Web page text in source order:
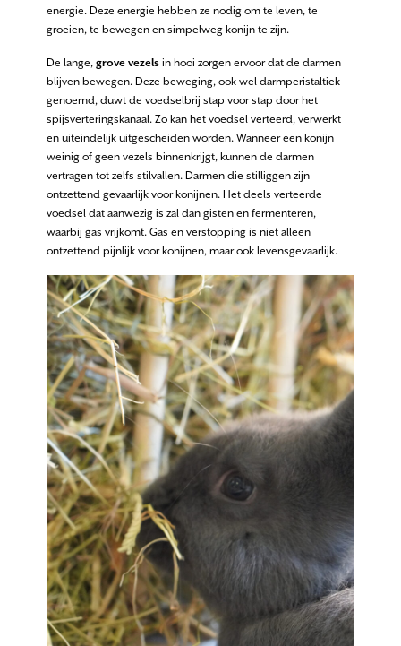
energie. Deze energie hebben ze nodig om te leven, te
groeien, te bewegen en simpelweg konijn te zijn.
De lange,grove vezels in hooi zorgen ervoor dat de darmen
blijven bewegen. Deze beweging, ook wel darmperistaltiek
genoemd, duwt de voedselbrij stap voor stap door het
spijsverteringskanaal. Zo kan het voedsel verteerd, verwerkt
en uiteindelijk uitgescheiden worden. Wanneer een konijn
weinig of geen vezels binnenkrijgt, kunnen de darmen
vertragen tot zelfs stilvallen. Darmen die stilliggen zijn
ontzettend gevaarlijk voor konijnen. Het deels verteerde
voedsel dat aanwezig is zal dan gisten en fermenteren,
waarbij gas vrijkomt. Gas en verstopping is niet alleen
ontzettend pijnlijk voor konijnen, maar ook levensgevaarlijk.